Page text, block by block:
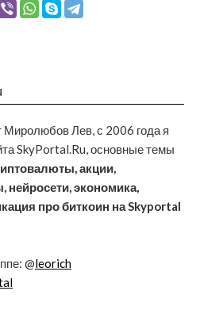
Миролюбов Лев, с 2006 года я
SkyPortal.Ru, основные темы
акции,
нейросети, экономика,
про биткоин на Skyportal
@leorich